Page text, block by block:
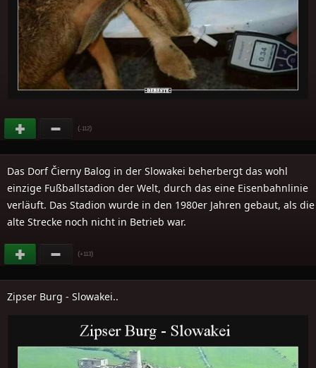
(-112)
Das Dorf Čierny Balog in der Slowakei beherbergt das wohl
einzige Fußballstadion der Welt, durch das eine Eisenbahnlinie
verläuft. Das Stadion wurde in den 1980er Jahren gebaut, als die
alte Strecke noch nicht in Betrieb war.
(+113)
Zipser Burg - Slowakei..